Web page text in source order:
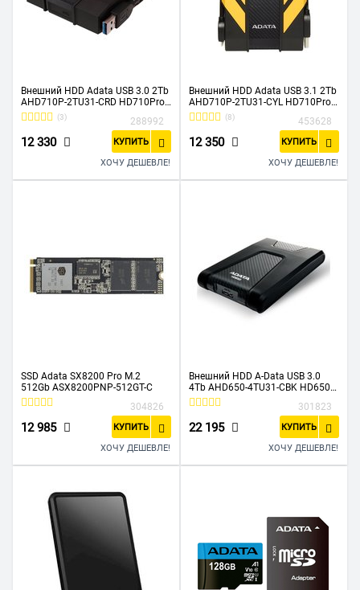
Внешний HDD Adata USB 3.0 2Tb
AHD710P-2TU31-CRD HD710Pro
DashDrive Durable 2.5" черный/
красный
(3) 288992
12 330 КУПИТЬ
ХОЧУ ДЕШЕВЛЕ!
Внешний HDD Adata USB 3.1 2Tb
AHD710P-2TU31-CYL HD710Pro
DashDrive Durable 2.5" черный/
(8) 453628
12 350 КУПИТЬ
ХОЧУ ДЕШЕВЛЕ!
SSD Adata SX8200 Pro M.2
512Gb ASX8200PNP-512GT-C
304826
12 985 КУПИТЬ
ХОЧУ ДЕШЕВЛЕ!
Внешний HDD A-Data USB 3.0
4Tb AHD650-4TU31-CBK HD650
DashDrive Durable 2.5" черный
301823
22 195 КУПИТЬ
ХОЧУ ДЕШЕВЛЕ!